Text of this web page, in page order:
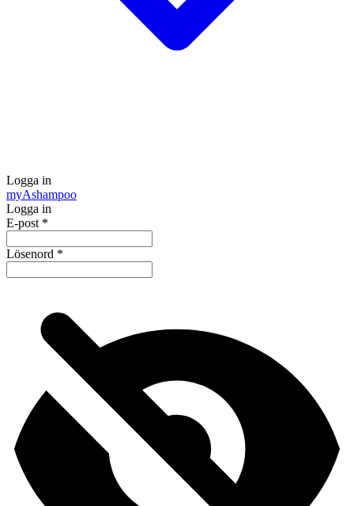
Logga in
myAshampoo
Logga in
E-post *
Lösenord *